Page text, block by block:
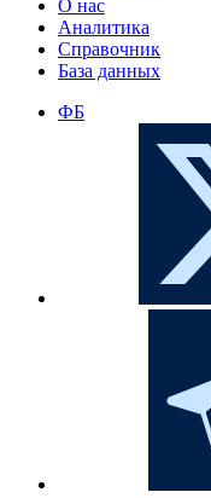
О нас
Аналитика
Справочник
База данных
ФБ